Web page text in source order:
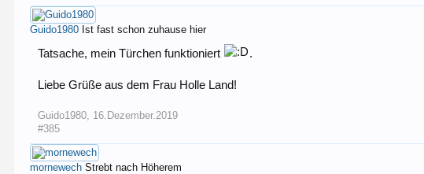
Guido1980 Ist fast schon zuhause hier
Tatsache, mein Türchen funktioniert .
Liebe Grüße aus dem Frau Holle Land!
Guido1980, 16.Dezember.2019
#385
mornewech Strebt nach Höherem